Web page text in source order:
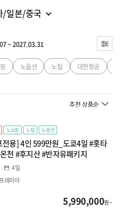
투어플랜
/일본/중국
/미주/대양주
주
아/일본/중국
아
~ 2027.03.31
노옵션 노팁 대한항공
추천 상품순
노쇼핑 노팁 노옵션
전용] 4인 599만원_도쿄4일 #홋타
천 #후지산 #반자유패키지
4일
레미아
5,990,000원 ~